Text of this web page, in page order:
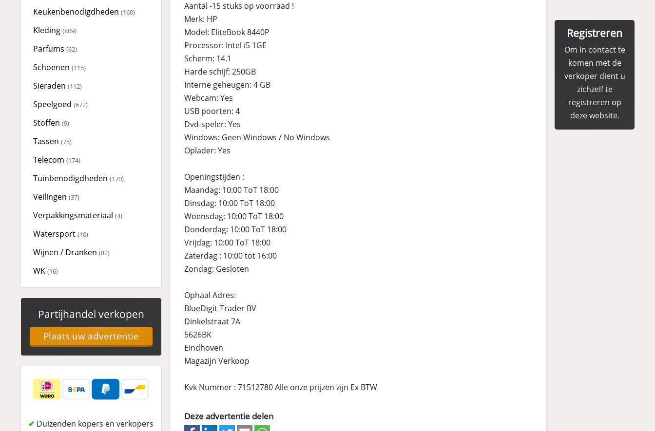
Keukenbenodigdheden (160)
Kleding (809)
Parfums (62)
Schoenen (115)
Sieraden (112)
Speelgoed (672)
Stoffen (9)
Tassen (75)
Telecom (174)
Tuinbenodigdheden (170)
Veilingen (37)
Verpakkingsmateriaal (4)
Watersport (10)
Wijnen / Dranken (82)
WK (16)
Partijhandel verkopen
Plaats uw advertentie
✔ Duizenden kopers en verkopers
Aantal -15 stuks op voorraad !
Merk: HP
Model: EliteBook 8440P
Processor: Intel i5 1GE
Scherm: 14.1
Harde schijf: 250GB
Interne geheugen: 4 GB
Webcam: Yes
USB poorten: 4
Dvd-speler: Yes
Windows: Geen Windows / No Windows
Oplader: Yes
Openingstijden :
Maandag: 10:00 ToT 18:00
Dinsdag: 10:00 ToT 18:00
Woensdag: 10:00 ToT 18:00
Donderdag: 10:00 ToT 18:00
Vrijdag: 10:00 ToT 18:00
Zaterdag : 10:00 tot 16:00
Zondag: Gesloten
Ophaal Adres:
BlueDigit-Trader BV
Dinkelstraat 7A
5626BK
Eindhoven
Magazijn Verkoop
Kvk Nummer : 71512780 Alle onze prijzen zijn Ex BTW
Deze advertentie delen
Registreren
Om in contact te
komen met de
verkoper dient u
zichzelf te
registreren op
deze website.